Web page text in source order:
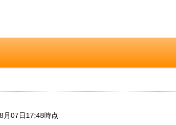
月07日17:48時点